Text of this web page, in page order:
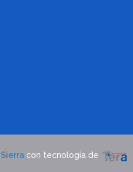
Sierra con tecnología de